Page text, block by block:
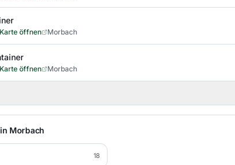
öffnen Morbach
öffnen Morbach
Morbach
18